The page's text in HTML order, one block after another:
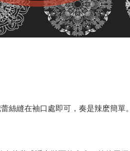
絲縫在袖口處即可，奏是辣麽簡單。